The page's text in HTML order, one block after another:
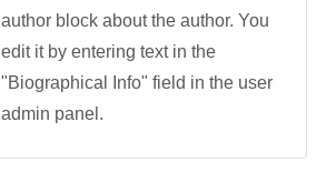
author block about the author. You
edit it by entering text in the
"Biographical Info" field in the user
admin panel.